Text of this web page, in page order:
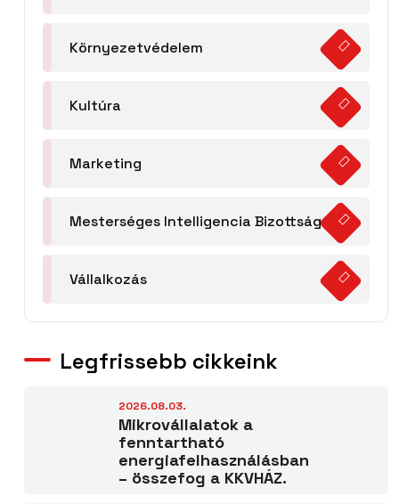
Környezetvédelem
Kultúra
Marketing
Mesterséges Intelligencia Bizottság
Vállalkozás
Legfrissebb cikkeink
2026.08.03.
Mikrovállalatok a
fenntartható
energiafelhasználásban
– összefog a KKVHÁZ.